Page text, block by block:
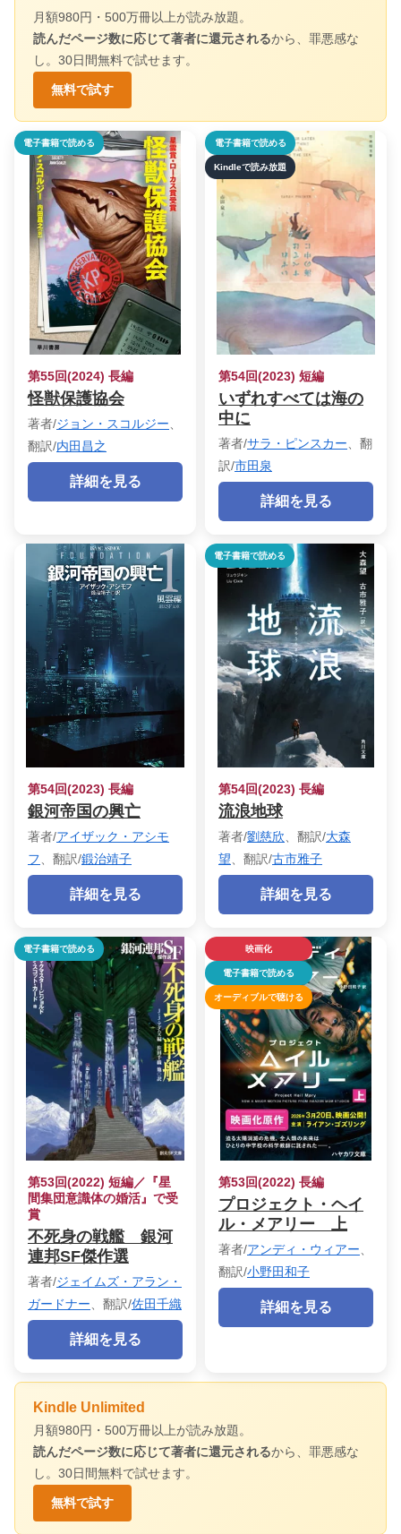
月額980円・500万冊以上が読み放題。
読んだページ数に応じて著者に還元されるから、罪悪感な
し。30日間無料で試せます。
無料で試す
電子書籍で読める
第55回(2024) 長編
怪獣保護協会
著者/ジョン・スコルジー
翻訳/内田昌之
詳細を見る
電子書籍で読める
Kindleで読み放題
第54回(2023) 短編
いずれすべては海の
中に
著者/サラ・ピンスカー 、翻
訳/市田泉
詳細を見る
第54回(2023) 長編
銀河帝国の興亡
著者/アイザック・アシモ
フ 、翻訳/鍛治靖子
詳細を見る
電子書籍で読める
第54回(2023) 長編
流浪地球
著者/劉慈欣 、翻訳/大森
望 、翻訳/古市雅子
詳細を見る
電子書籍で読める
第53回(2022) 短編／『星
間集団意識体の婚活』で受
賞
不死身の戦艦 銀河
連邦SF傑作選
著者/ジェイムズ・アラン・
ガードナー 、翻訳/佐田千織
詳細を見る
映画化
電子書籍で読める
オーディブルで聴ける
第53回(2022) 長編
プロジェクト・ヘイ
ル・メアリー 上
著者/アンディ・ウィアー
翻訳/小野田和子
詳細を見る
Kindle Unlimited
月額980円・500万冊以上が読み放題。
読んだページ数に応じて著者に還元されるから、罪悪感な
し。30日間無料で試せます。
無料で試す